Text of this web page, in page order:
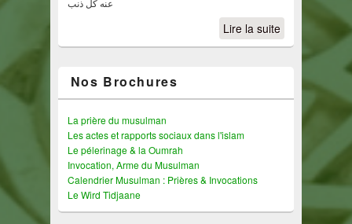
عنه كل ذنب
Lire la suite
Nos Brochures
La prière du musulman
Les actes et rapports sociaux dans l'islam
Le pélerinage & la Oumrah
Invocation, Arme du Musulman
Calendrier Musulman : Prières & Invocations
Le Wird Tidjaane